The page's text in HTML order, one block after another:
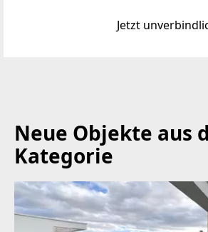
Jetzt
TELEFON
+43 1 51631 0
WEBSITE
https://lenikusimmobilien.at/
Neue Objekte aus
Kategorie